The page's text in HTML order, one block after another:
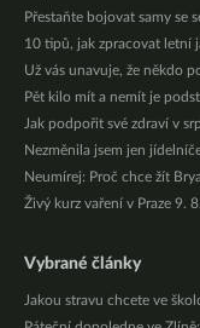
Přestaňte bojovat samy se
10 tipů, jak zpracovat letní
Už vás unavuje, že někdo
Pět kilo mít a nemít je
Jak podpořit své zdraví v
Nezměnila jsem jen
Neumírej: Proč chce žít
Živý kurz vaření v Praze 9.
Vybrané články
Jakou stravu chcete ve